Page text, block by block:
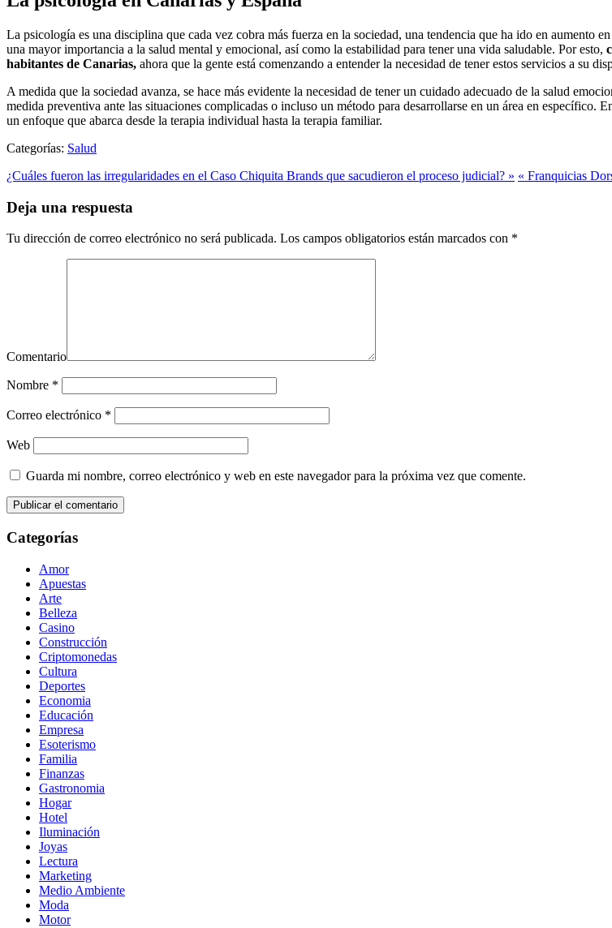
La psicología es una disciplina que cada vez cobra más fuerza en la sociedad, una tendencia que ha ido en aumento
una mayor importancia a la salud mental y emocional, así como la estabilidad para tener una vida saludable. Por esto,
habitantes de Canarias, ahora que la gente está comenzando a entender la necesidad de tener estos servicios a su
A medida que la sociedad avanza, se hace más evidente la necesidad de tener un cuidado adecuado de la salud
medida preventiva ante las situaciones complicadas o incluso un método para desarrollarse en un área en específico.
un enfoque que abarca desde la terapia individual hasta la terapia familiar.
Categorías: Salud
¿Cuáles fueron las irregularidades en el Caso Chiquita Brands que sacudieron el proceso judicial? » « Franquicias
Deja una respuesta
Tu dirección de correo electrónico no será publicada. Los campos obligatorios están marcados con *
Comentario
Nombre *
Correo electrónico *
Web
Guarda mi nombre, correo electrónico y web en este navegador para la próxima vez que comente.
Categorías
Amor
Apuestas
Arte
Belleza
Casino
Construcción
Criptomonedas
Cultura
Deportes
Economia
Educación
Empresa
Esoterismo
Familia
Finanzas
Gastronomia
Hogar
Hotel
Iluminación
Joyas
Lectura
Marketing
Medio Ambiente
Moda
Motor